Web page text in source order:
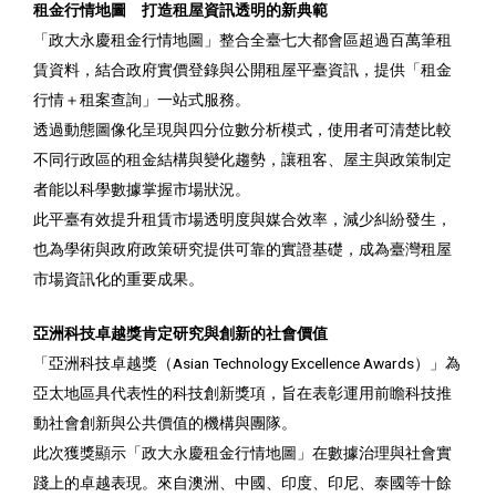
租金行情地圖 打造租屋資訊透明的新典範
「政大永慶租金行情地圖」整合全臺七大都會區超過百萬筆租
賃資料，結合政府實價登錄與公開租屋平臺資訊，提供「租金
行情＋租案查詢」一站式服務。
透過動態圖像化呈現與四分位數分析模式，使用者可清楚比較
不同行政區的租金結構與變化趨勢，讓租客、屋主與政策制定
者能以科學數據掌握市場狀況。
此平臺有效提升租賃市場透明度與媒合效率，減少糾紛發生，
也為學術與政府政策研究提供可靠的實證基礎，成為臺灣租屋
市場資訊化的重要成果。
亞洲科技卓越獎肯定研究與創新的社會價值
「亞洲科技卓越獎（Asian Technology Excellence Awards）」為
亞太地區具代表性的科技創新獎項，旨在表彰運用前瞻科技推
動社會創新與公共價值的機構與團隊。
此次獲獎顯示「政大永慶租金行情地圖」在數據治理與社會實
踐上的卓越表現。來自澳洲、中國、印度、印尼、泰國等十餘